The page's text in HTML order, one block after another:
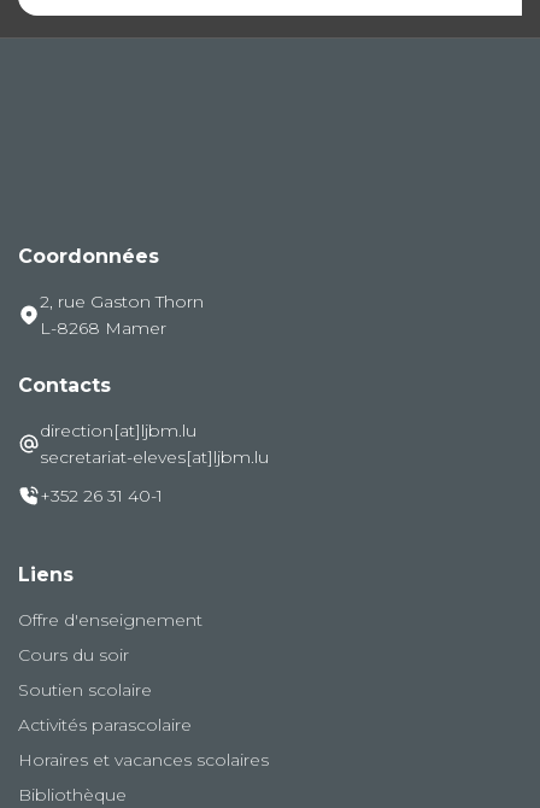
Coordonnées
2, rue Gaston Thorn
L-8268 Mamer
Contacts
direction[at]ljbm.lu
secretariat-eleves[at]ljbm.lu
+352 26 31 40-1
Liens
Offre d'enseignement
Cours du soir
Soutien scolaire
Activités parascolaire
Horaires et vacances scolaires
Bibliothèque